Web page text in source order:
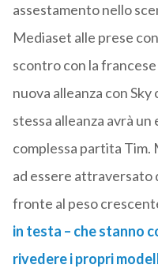
assestamento nello
Mediaset alle prese
scontro con la
nuova alleanza con
stessa alleanza avrà
complessa partita Tim.
ad essere attraversato
fronte al peso
in testa – che stanno
rivedere i propri